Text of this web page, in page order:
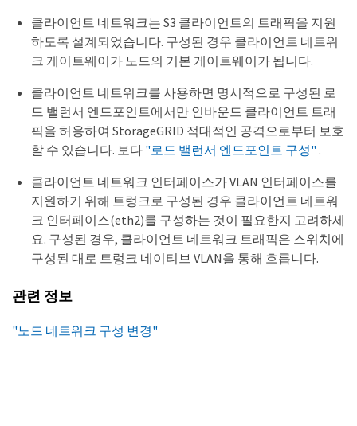
클라이언트 네트워크는 S3 클라이언트의 트래픽을 지원
하도록 설계되었습니다. 구성된 경우 클라이언트 네트워
크 게이트웨이가 노드의 기본 게이트웨이가 됩니다.
클라이언트 네트워크를 사용하면 명시적으로 구성된 로
드 밸런서 엔드포인트에서만 인바운드 클라이언트 트래
픽을 허용하여 StorageGRID 적대적인 공격으로부터 보호
할 수 있습니다. 보다 "로드 밸런서 엔드포인트 구성" .
클라이언트 네트워크 인터페이스가 VLAN 인터페이스를
지원하기 위해 트렁크로 구성된 경우 클라이언트 네트워
크 인터페이스(eth2)를 구성하는 것이 필요한지 고려하세
요. 구성된 경우, 클라이언트 네트워크 트래픽은 스위치에
구성된 대로 트렁크 네이티브 VLAN을 통해 흐릅니다.
관련 정보
"노드 네트워크 구성 변경"